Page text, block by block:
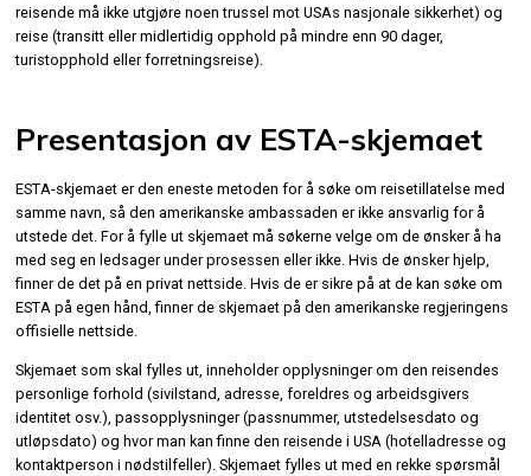
reisende må ikke utgjøre noen trussel mot USAs nasjonale sikkerhet) og
reise (transitt eller midlertidig opphold på mindre enn 90 dager,
turistopphold eller forretningsreise).
Presentasjon av ESTA-skjemaet
ESTA-skjemaet er den eneste metoden for å søke om reisetillatelse med
samme navn, så den amerikanske ambassaden er ikke ansvarlig for å
utstede det. For å fylle ut skjemaet må søkerne velge om de ønsker å ha
med seg en ledsager under prosessen eller ikke. Hvis de ønsker hjelp,
finner de det på en privat nettside. Hvis de er sikre på at de kan søke om
ESTA på egen hånd, finner de skjemaet på den amerikanske regjeringens
offisielle nettside.
Skjemaet som skal fylles ut, inneholder opplysninger om den reisendes
personlige forhold (sivilstand, adresse, foreldres og arbeidsgivers
identitet osv.), passopplysninger (passnummer, utstedelsesdato og
utløpsdato) og hvor man kan finne den reisende i USA (hotelladresse og
kontaktperson i nødstilfeller). Skjemaet fylles ut med en rekke spørsmål